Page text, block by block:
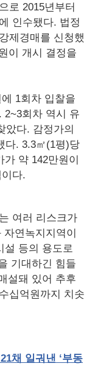
로 2015년부터
인수됐다. 법정
제경매를 신청했
이 개시 결정을
1회차 입찰을
2~3회차 역시 유
았다. 감정가의
다. 3.3㎡(1평)당
가 약 142만원이
다.
여러 리스크가
연녹지지역이
설 등의 용도로
기대하긴 힘들
설돼 있어 추후
십억원까지 치솟
채 일궈낸 ‘부동